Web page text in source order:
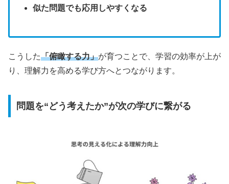
似た問題でも応用しやすくなる
こうした「俯瞰する力」が育つことで、学習の効率が上が
り、理解力を高める学び方へとつながります。
問題を“どう考えたか”が次の学びに繋がる